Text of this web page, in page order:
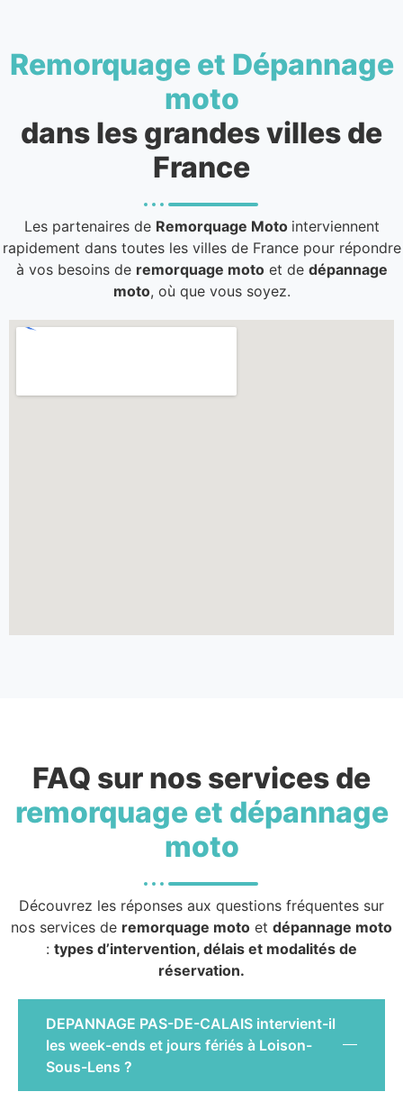
Remorquage et Dépannage
moto
dans les grandes villes de
France
Les partenaires de Remorquage Moto interviennent
rapidement dans toutes les villes de France pour répondre
à vos besoins de remorquage motoet de dépannage
moto, où que vous soyez.
FAQ sur nos services de
remorquage et dépannage
moto
Découvrez les réponses aux questions fréquentes sur
nos services de remorquage moto et dépannage moto
: types d’intervention, délais et modalités de
réservation.
DEPANNAGE PAS-DE-CALAIS intervient-il
les week-ends et jours fériés à Loison-
Sous-Lens ?